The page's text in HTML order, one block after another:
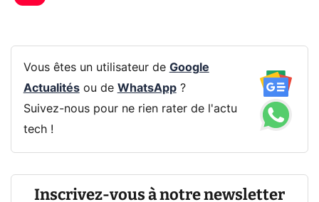
Vous êtes un utilisateur de Google
Actualitésou de WhatsApp?
Suivez-nous pour ne rien rater de l'actu
tech !
Inscrivez-vous à notre newsletter